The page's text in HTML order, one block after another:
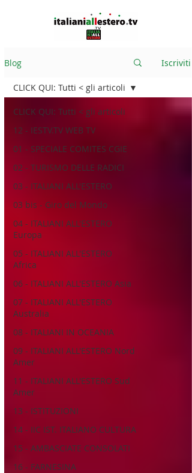
Blog Iscriviti
CLICK QUI: Tutti < gli articoli
12 - IESTV.TV WEB TV
01 - SPECIALE COMITES CGIE
02 - TURISMO DELLE RADICI
03 - ITALIANI ALL'ESTERO
03 bis - Giro del Mondo
04 - ITALIANI ALL'ESTERO
Europa
05 - ITALIANI ALL'ESTERO
Africa
06 - ITALIANI ALL'ESTERO Asia
07 - ITALIANI ALL'ESTERO
Australia
08 - ITALIANI IN OCEANIA
09 - ITALIANI ALL'ESTERO Nord
Amer
11 - ITALIANI ALL'ESTERO Sud
Amer
13 - ISTITUZIONI
14 - IIC IST. ITALIANO CULTURA
15 - AMBASCIATE CONSOLATI
16 - FARNESINA
CLICK QUI: Tutti < gli articoli